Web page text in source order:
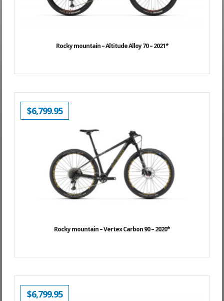
Rocky mountain – Altitude Alloy 70 – 2021*
Rocky mountain – Vertex Carbon 90 – 2020*
$6,799.95
$6,799.95